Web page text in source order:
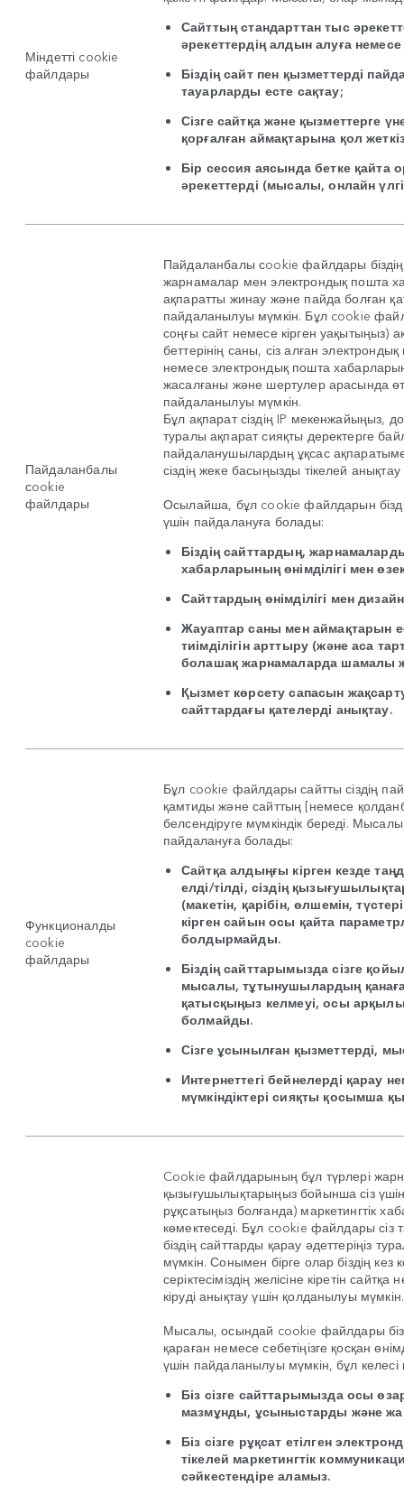
Міндетті cookie
файлдары
Сайттың стандарттан тыс
әрекеттердің алдын алуға немесе
Біздің сайт пен қызметтерді
тауарларды есте сақтау;
Сізге сайтқа және қызметтерге
қорғалған аймақтарына қол
Бір сессия аясында бетке қайта
әрекеттерді (мысалы, онлайн
Пайдаланбалы
сookie
файлдары
Пайдаланбалы сookie файлдары
жарнамалар мен электрондық пошта
ақпаратты жинау және пайда болған
пайдаланылуы мүмкін. Бұл cookie
соңғы сайт немесе кірген уақытыңыз)
беттерінің саны, сіз алған
немесе электрондық пошта
жасалғаны және шертулер арасында
пайдаланылуы мүмкін.
Бұл ақпарат сіздің IP мекенжайыңыз,
туралы ақпарат сияқты деректерге
пайдаланушылардың ұқсас
сіздің жеке басыңызды тікелей
Осылайша, бұл cookie файлдарын
үшін пайдалануға болады:
Біздің сайттардың,
хабарларының өнімділігі мен
Сайттардың өнімділігі мен
Жауаптар саны мен аймақтарын
тиімділігін арттыру (және аса
болашақ жарнамаларда шамалы
Қызмет көрсету сапасын
сайттардағы қателерді анықтау.
Функционалды
cookie
файлдары
Бұл cookie файлдары сайтты сіздің
қамтиды және сайттың [немесе
белсендіруге мүмкіндік береді.
пайдалануға болады:
Сайтқа алдыңғы кірген кезде
елді/тілді, сіздің
(макетін, қарібін, өлшемін,
кірген сайын осы қайта
болдырмайды.
Біздің сайттарымызда сізге
мысалы, тұтынушылардың
қатысқыңыз келмеуі, осы
болмайды.
Сізге ұсынылған қызметтерді,
Интернеттегі бейнелерді қарау
мүмкіндіктері сияқты қосымша
Cookie файлдарының бұл түрлері
қызығушылықтарыңыз бойынша сіз
рұқсатыңыз болғанда) маркетингтік
көмектеседі. Бұл cookie файлдары сіз
біздің сайттарды қарау әдеттеріңіз
мүмкін. Сонымен бірге олар біздің
серіктесіміздің желісіне кіретін
кіруді анықтау үшін қолданылуы мүмкін.
Мысалы, осындай cookie файлдары
қараған немесе себетіңізге қосқан
үшін пайдаланылуы мүмкін, бұл келесі
Біз сізге сайттарымызда осы
мазмұнды, ұсыныстарды және
Біз сізге рұқсат етілген
тікелей маркетингтік
сәйкестендіре аламыз.